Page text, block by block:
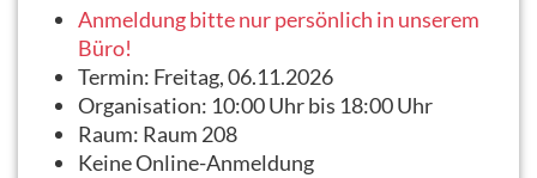
Anmeldung bitte nur persönlich in unserem
Büro!
Termin: Freitag, 06.11.2026
Organisation: 10:00 Uhr bis 18:00 Uhr
Raum: Raum 208
Keine Online-Anmeldung